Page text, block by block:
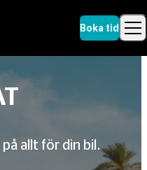
Boka tid
allt för din bil.